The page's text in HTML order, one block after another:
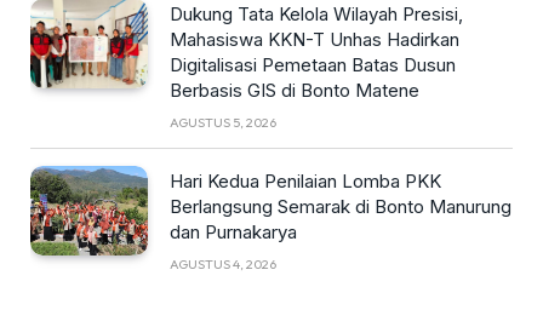
Dukung Tata Kelola Wilayah Presisi,
Mahasiswa KKN-T Unhas Hadirkan
Digitalisasi Pemetaan Batas Dusun
Berbasis GIS di Bonto Matene
AGUSTUS 5, 2026
Hari Kedua Penilaian Lomba PKK
Berlangsung Semarak di Bonto Manurung
dan Purnakarya
AGUSTUS 4, 2026